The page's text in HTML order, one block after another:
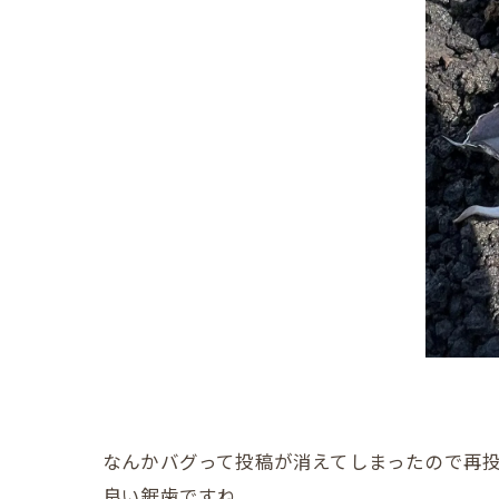
なんかバグって投稿が消えてしまったので再